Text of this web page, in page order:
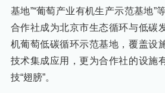
基地”“葡萄产业有机生产示范基地”
合作社成为北京市生态循环与低碳
机葡萄低碳循环示范基地，覆盖设
技术集成应用，更为合作社的设施
技“翅膀”。